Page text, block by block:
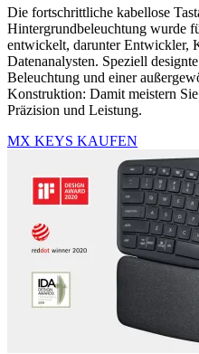
Die fortschrittliche kabellose
Hintergrundbeleuchtung wurde
entwickelt, darunter Entwickler,
Datenanalysten. Speziell
Beleuchtung und einer
Konstruktion: Damit meistern
Präzision und Leistung.
MX KEYS KAUFEN